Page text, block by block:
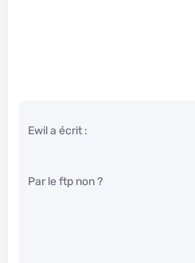
Ewil a écrit :
Par le ftp non ?